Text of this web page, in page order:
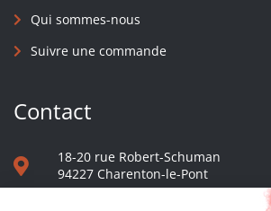
Qui sommes-nous
Suivre une commande
Contact
18-20 rue Robert-Schuman
94227 Charenton-le-Pont